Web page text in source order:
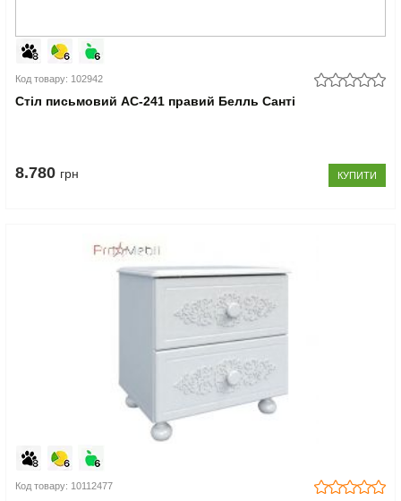
Код товару: 102942
Стіл письмовий АС-241 правий Белль Санті
8.780 грн КУПИТИ
Код товару: 10112477